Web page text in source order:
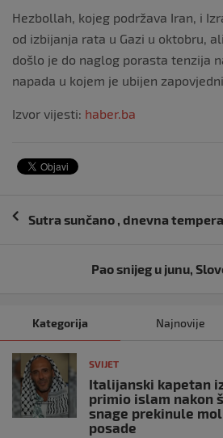
Hezbollah, kojeg podržava Iran, i
od izbijanja rata u Gazi u oktobru,
došlo je do naglog porasta tenzija
napada u kojem je ubijen
Izvor vijesti: haber.ba
Navigacija
Sutra sunčano , dnevna
Pao snijeg u junu,
Kategorija Najnovije
SVIJET
Italijanski kapetan
primio islam nakon
snage prekinule
posade